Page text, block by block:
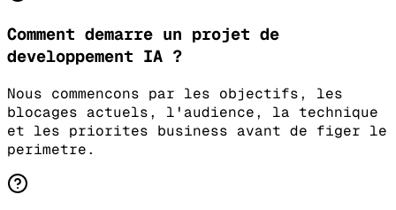
Comment demarre un projet de
developpement IA ?
Nous commencons par les objectifs, les
blocages actuels, l'audience, la technique
et les priorites business avant de figer le
perimetre.